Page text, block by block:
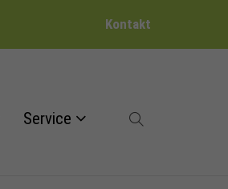
Kontakt
Service